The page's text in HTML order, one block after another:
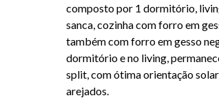
composto por 1 dormitório,
sanca, cozinha com forro em
também com forro em gesso
dormitório e no living,
split, com ótima orientação
arejados.